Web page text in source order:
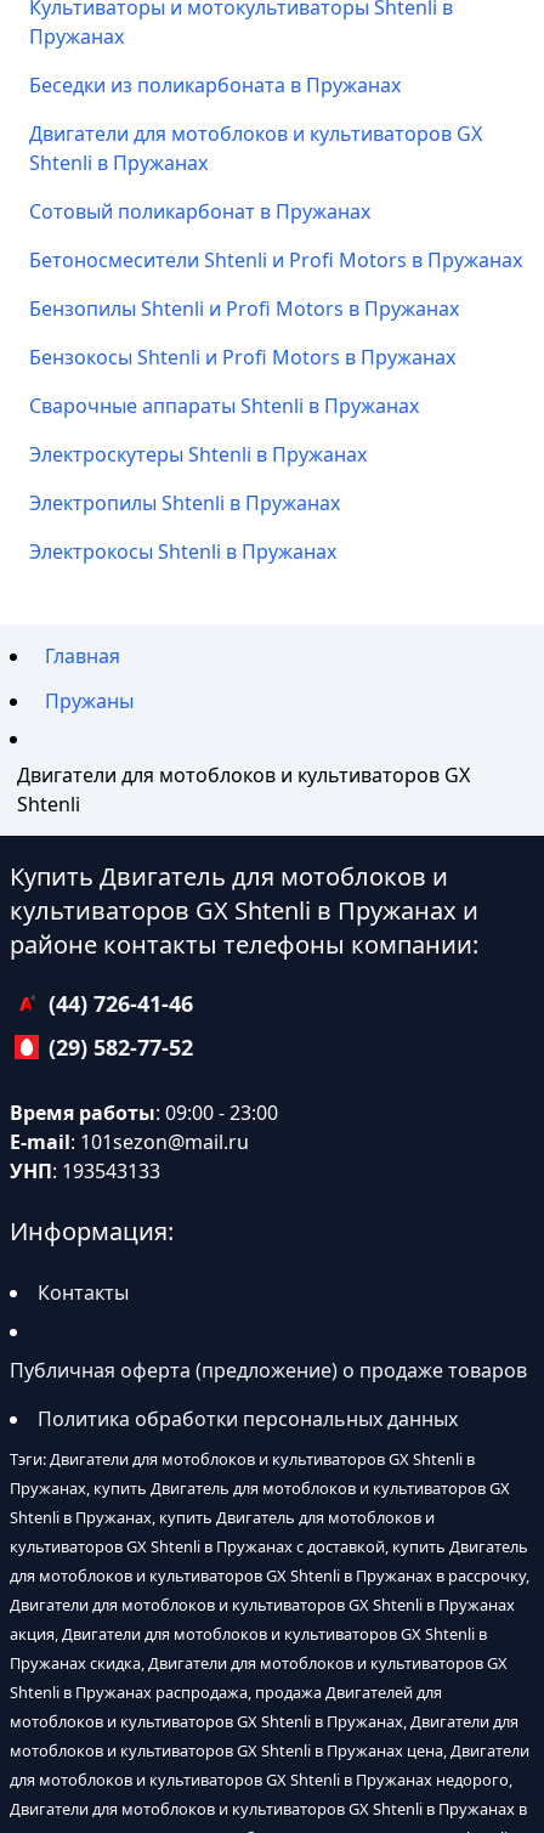
Культиваторы и мотокультиваторы Shtenli в
Пружанах
Беседки из поликарбоната в Пружанах
Двигатели для мотоблоков и культиваторов GX
Shtenli в Пружанах
Сотовый поликарбонат в Пружанах
Бетоносмесители Shtenli и Profi Motors в Пружанах
Бензопилы Shtenli и Profi Motors в Пружанах
Бензокосы Shtenli и Profi Motors в Пружанах
Сварочные аппараты Shtenli в Пружанах
Электроскутеры Shtenli в Пружанах
Электропилы Shtenli в Пружанах
Электрокосы Shtenli в Пружанах
Главная
Пружаны
Двигатели для мотоблоков и культиваторов GX
Shtenli
Купить Двигатель для мотоблоков и
культиваторов GX Shtenli в Пружанах и
районе контакты телефоны компании:
(44) 726-41-46
(29) 582-77-52
Время работы: 09:00 - 23:00
E-mail: 101sezon@mail.ru
УНП: 193543133
Информация:
Контакты
Публичная оферта (предложение) о продаже товаров
Политика обработки персональных данных
Тэги: Двигатели для мотоблоков и культиваторов GX Shtenli в
Пружанах, купить Двигатель для мотоблоков и культиваторов GX
Shtenli в Пружанах, купить Двигатель для мотоблоков и
культиваторов GX Shtenli в Пружанах с доставкой, купить Двигатель
для мотоблоков и культиваторов GX Shtenli в Пружанах в рассрочку,
Двигатели для мотоблоков и культиваторов GX Shtenli в Пружанах
акция, Двигатели для мотоблоков и культиваторов GX Shtenli в
Пружанах скидка, Двигатели для мотоблоков и культиваторов GX
Shtenli в Пружанах распродажа, продажа Двигателей для
мотоблоков и культиваторов GX Shtenli в Пружанах, Двигатели для
мотоблоков и культиваторов GX Shtenli в Пружанах цена, Двигатели
для мотоблоков и культиваторов GX Shtenli в Пружанах недорого,
Двигатели для мотоблоков и культиваторов GX Shtenli в Пружанах в